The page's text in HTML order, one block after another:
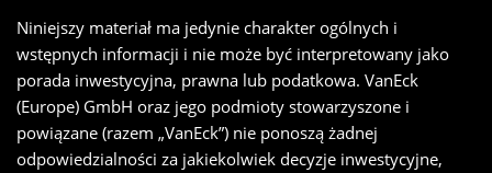
Niniejszy materiał ma jedynie charakter ogólnych i
wstępnych informacji i nie może być interpretowany jako
porada inwestycyjna, prawna lub podatkowa. VanEck
(Europe) GmbH oraz jego podmioty stowarzyszone i
powiązane (razem „VanEck”) nie ponoszą żadnej
odpowiedzialności za jakiekolwiek decyzje inwestycyjne,